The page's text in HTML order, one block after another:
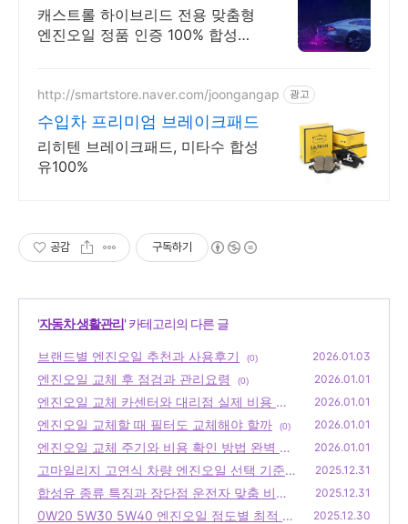
엔진오일 전문 브랜드
캐스트롤 하이브리드 전용 맞춤형
엔진오일 정품 인증 100% 합성엔
http://smartstore.naver.com/joongangap 광고
수입차 프리미엄 브레이크패드
리히텐 브레이크패드, 미타수 합성
유100%
공감 구독하기
'자동차 생활관리' 카테고리의 다른 글
브랜드별 엔진오일 추천과 사용후기 (0) 2026.01.03
엔진오일 교체 후 점검과 관리요령 (0) 2026.01.01
엔진오일 교체 카센터와 대리점 실제 비용 차
이 비교
(0)
2026.01.01
엔진오일 교체할 때 필터도 교체해야 할까 (0) 2026.01.01
엔진오일 교체 주기와 비용 확인 방법 완벽 가
이드
(0)
2026.01.01
고마일리지 고연식 차량 엔진오일 선택 기준과
추천 가이드
(0)
2025.12.31
합성유 종류 특징과 장단점 운전자 맞춤 비교
분석
(0)
2025.12.31
0W20 5W30 5W40 엔진오일 점도별 최적 선
2025.12.30